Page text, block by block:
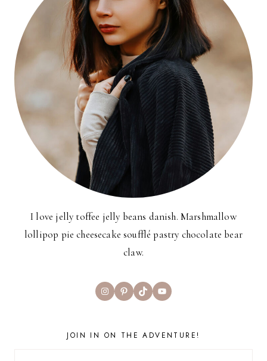
I love jelly toffee jelly beans danish. Marshmallow
lollipop pie cheesecake soufflé pastry chocolate bear
claw.
InstagramPinterest
TikTokYouTube
JOIN IN ON THE ADVENTURE!